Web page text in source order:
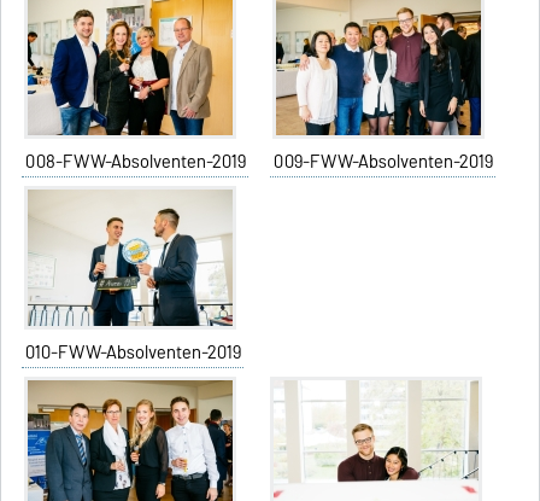
008-FWW-Absolventen-2019 009-FWW-Absolventen-2019
010-FWW-Absolventen-2019